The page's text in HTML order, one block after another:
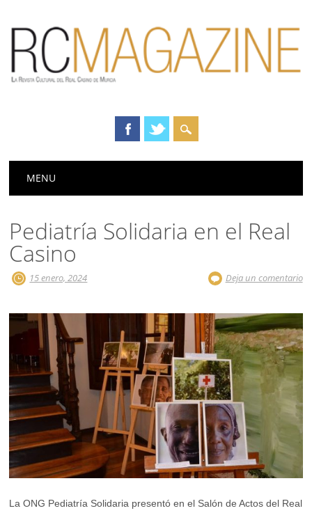
Menú principal
MENU
Pediatría Solidaria en el Real
Casino
15 enero, 2024 Deja un comentario
La ONG Pediatría Solidaria presentó en el Salón de Actos del Real